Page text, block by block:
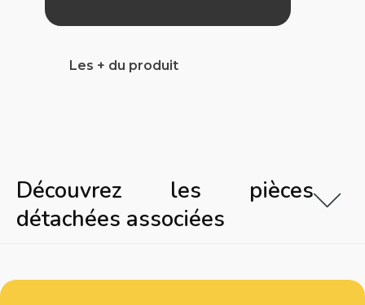
Les + du produit
Découvrez les pièces
détachées associées